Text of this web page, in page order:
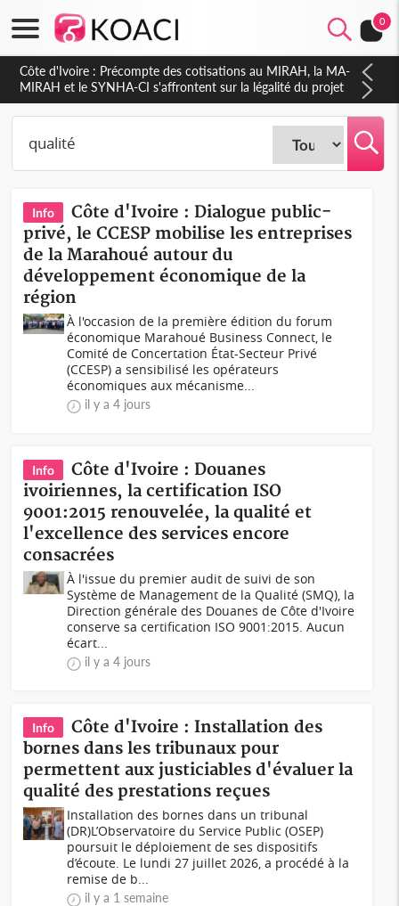
0
Côte d'Ivoire : Indépendance 2026, Thiam plaide pour un
environnement démocratique plus apaisé
Info
Côte d'Ivoire : Dialogue public-
privé, le CCESP mobilise les entreprises
de la Marahoué autour du
développement économique de la
région
À l'occasion de la première édition du forum
économique Marahoué Business Connect, le
Comité de Concertation État-Secteur Privé
(CCESP) a sensibilisé les opérateurs
économiques aux mécanisme...
il y a 4 jours
Info
Côte d'Ivoire : Douanes
ivoiriennes, la certification ISO
9001:2015 renouvelée, la qualité et
l'excellence des services encore
consacrées
À l'issue du premier audit de suivi de son
Système de Management de la Qualité (SMQ), la
Direction générale des Douanes de Côte d'Ivoire
conserve sa certification ISO 9001:2015. Aucun
écart...
il y a 4 jours
Info
Côte d'Ivoire : Installation des
bornes dans les tribunaux pour
permettent aux justiciables d'évaluer la
qualité des prestations reçues
Installation des bornes dans un tribunal
(DR)L’Observatoire du Service Public (OSEP)
poursuit le déploiement de ses dispositifs
d’écoute. Le lundi 27 juillet 2026, a procédé à la
remise de b...
il y a 1 semaine